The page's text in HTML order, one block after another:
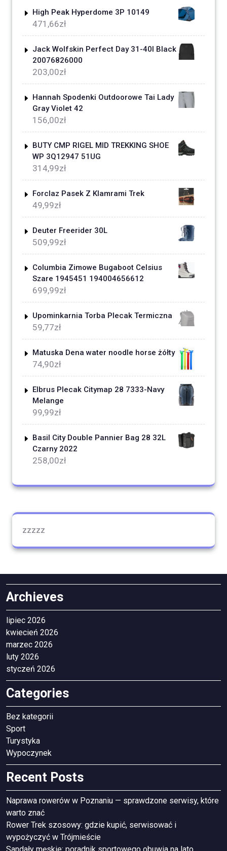
High Peak Hyperdome 3P 10149
471,66zł
Jack Wolfskin Perfect Day 31-40l Black
20076826000
203,00zł
Hannah Spodenki Outdoorowe Tai Lady
Gray Violet 42
156,00zł
BUTY CMP RIGEL MID TREKKING SHOE
WP 3Q12947 51UG
314,99zł
Forclaz Pasek Z Klamrami Trek
49,99zł
Deuter Freerider 30L
509,99zł
Columbia Zimowe Bugaboot Celsius
Szare 1945451 194004656612
699,99zł
Upominkarnia Torba Plecak Termiczna
59,77zł
Matuska Dena water noodle horse żółty
74,90zł
Elbrus Plecak Citymap 28 7333-Navy
Melange
99,99zł
Basil City Double Pannier Bag 28 32L
Czarny 2022
258,00zł
zzzzz
Archieves
lipiec 2026
kwiecień 2026
marzec 2026
luty 2026
styczeń 2026
Categories
Bez kategorii
Sport
Turystyka
Wypoczynek
Recent Posts
Naprawa rowerów w Poznaniu — sprawdzone serwisy, które
warto znać
Rower Trek szosowy: gdzie kupić, serwisować i
wypożyczyć w Trójmieście